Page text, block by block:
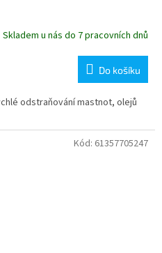
Skladem u nás do 7 pracovních dnů
Do košíku
odstraňování mastnot, olejů
Kód: 61357705247